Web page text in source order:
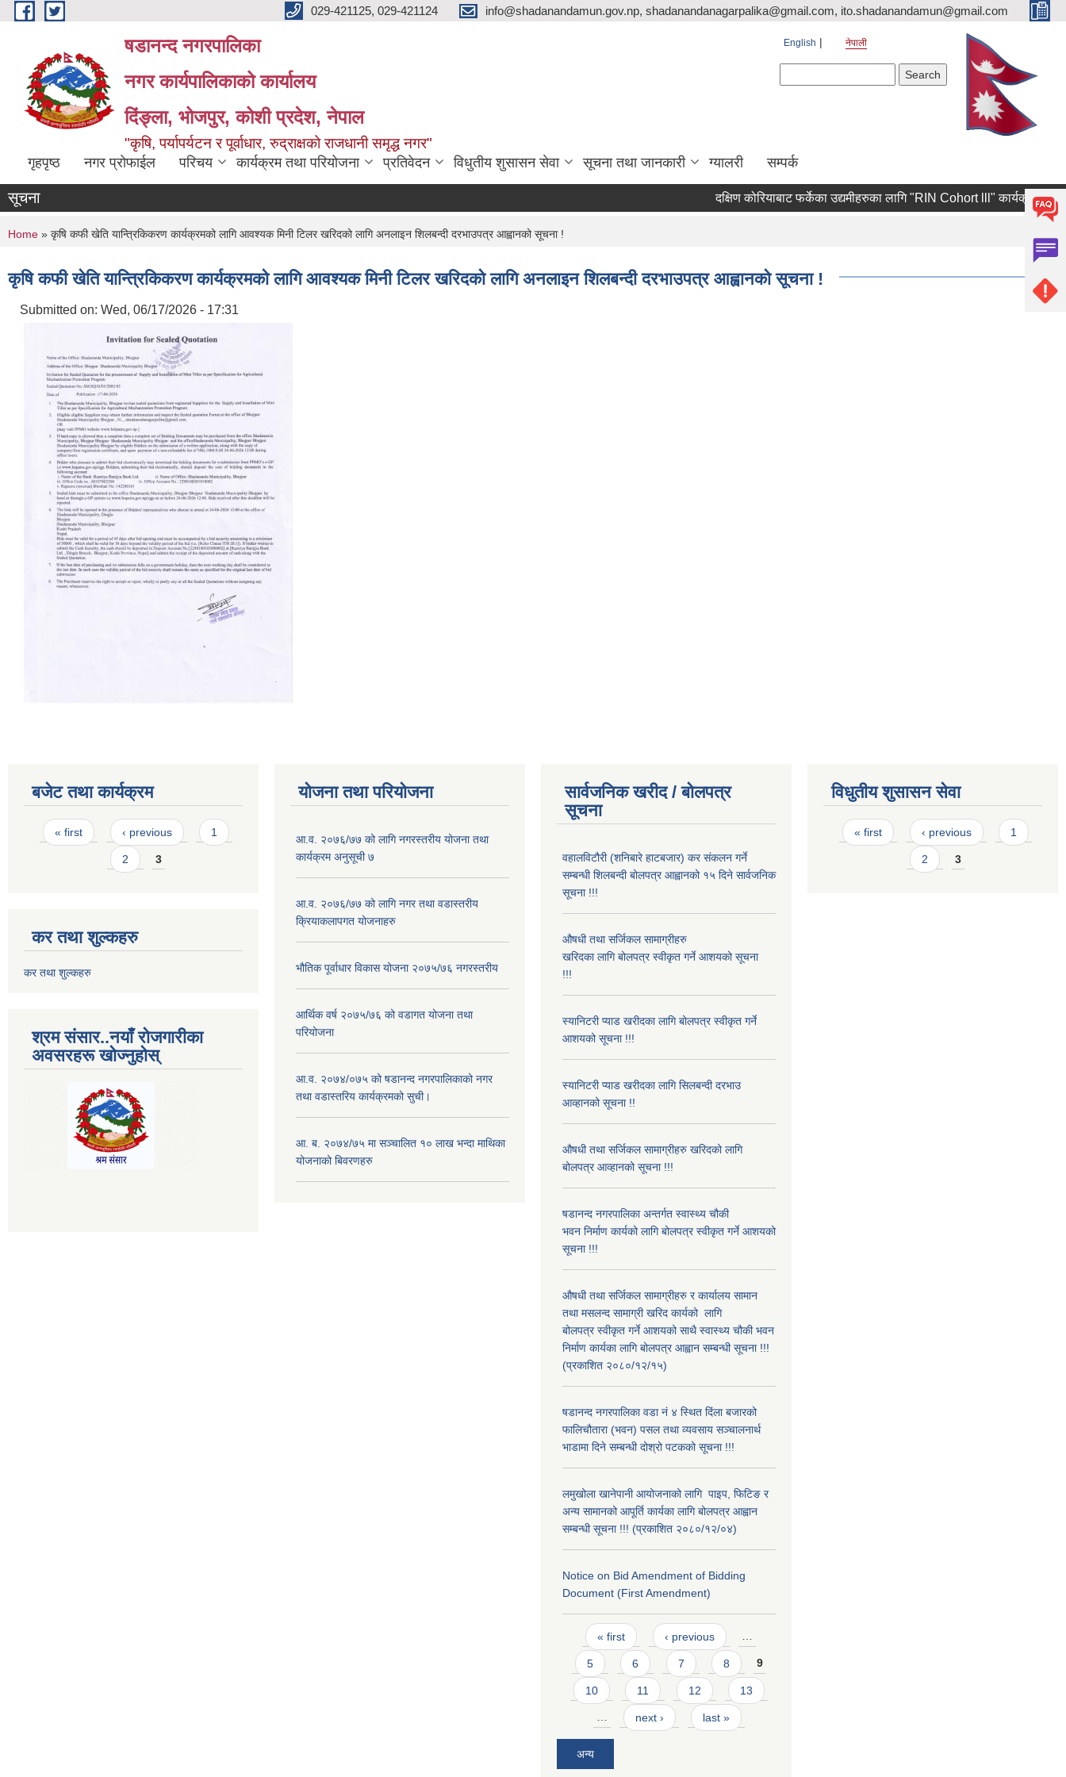
Skip to main content 029-421125, 029-421124 info@shadanandamun.gov.np, shadanandanagarpalika@gmail.com, ito.shadanandamun@gmail.com
षडानन्द नगरपालिका
नगर कार्यपालिकाको कार्यालय
दिंङ्ला, भोजपुर, कोशी प्रदेश, नेपाल
"कृषि, पर्यापर्यटन र पूर्वाधार, रुद्राक्षको राजधानी समृद्ध नगर"
English नेपाली
गृहपृष्ठ नगर प्रोफाईल परिचय कार्यक्रम तथा परियोजना प्रतिवेदन विधुतीय शुसासन सेवा सूचना तथा जानकारी ग्यालरी सम्पर्क
सूचना दक्षिण कोरियाबाट फर्केका उद्यमीहरुका लागि "RIN Cohort lll" कार्यक्रममा आवेदन
You are here
Home » कृषि कफी खेति यान्त्रिकिकरण कार्यक्रमको लागि आवश्यक मिनी टिलर खरिदको लागि अनलाइन शिलबन्दी दरभाउपत्र आह्वानको सूचना !
कृषि कफी खेति यान्त्रिकिकरण कार्यक्रमको लागि आवश्यक मिनी टिलर खरिदको लागि अनलाइन शिलबन्दी दरभाउपत्र आह्वानको सूचना !
Submitted on: Wed, 06/17/2026 - 17:31
बजेट तथा कार्यक्रम
Pages
« first ‹ previous 1
2 3
कर तथा शुल्कहरु
कर तथा शुल्कहरु
श्रम संसार..नयाँ रोजगारीका
अवसरहरू खोज्नुहोस्
योजना तथा परियोजना
आ.व. २०७६/७७ को लागि नगरस्तरीय योजना तथा
कार्यक्रम अनुसूची ७
आ.व. २०७६/७७ को लागि नगर तथा वडास्तरीय
क्रियाकलापगत योजनाहरु
भौतिक पूर्वाधार विकास योजना २०७५/७६ नगरस्तरीय
आर्थिक वर्ष २०७५/७६ को वडागत योजना तथा
परियोजना
आ.व. २०७४/०७५ को षडानन्द नगरपालिकाको नगर
तथा वडास्तरिय कार्यक्रमको सुची।
आ. ब. २०७४/७५ मा सञ्चालित १० लाख भन्दा माथिका
योजनाको बिवरणहरु
सार्वजनिक खरीद / बोलपत्र
सूचना
वहालविटौरी (शनिबारे हाटबजार) कर संकलन गर्ने
सम्बन्धी शिलबन्दी बोलपत्र आह्वानको १५ दिने सार्वजनिक
सूचना !!!
औषधी तथा सर्जिकल सामाग्रीहरु
खरिदका लागि बोलपत्र स्वीकृत गर्ने आशयको सूचना
!!!
स्यानिटरी प्याड खरीदका लागि बोलपत्र स्वीकृत गर्ने
आशयको सूचना !!!
स्यानिटरी प्याड खरीदका लागि सिलबन्दी दरभाउ
आव्हानको सूचना !!
औषधी तथा सर्जिकल सामाग्रीहरु खरिदको लागि
बोलपत्र आव्हानको सूचना !!!
षडानन्द नगरपालिका अन्तर्गत स्वास्थ्य चौकी
भवन निर्माण कार्यको लागि बोलपत्र स्वीकृत गर्ने आशयको
सूचना !!!
औषधी तथा सर्जिकल सामाग्रीहरु र कार्यालय सामान
तथा मसलन्द सामाग्री खरिद कार्यको लागि
बोलपत्र स्वीकृत गर्ने आशयको साथै स्वास्थ्य चौकी भवन
निर्माण कार्यका लागि बोलपत्र आह्वान सम्बन्धी सूचना !!!
(प्रकाशित २०८०/१२/१५)
षडानन्द नगरपालिका वडा नं ४ स्थित दिंला बजारको
फालिचौतारा (भवन) पसल तथा व्यवसाय सञ्चालनार्थ
भाडामा दिने सम्बन्धी दोश्रो पटकको सूचना !!!
लमुखोला खानेपानी आयोजनाको लागि पाइप, फिटिङ र
अन्य सामानको आपूर्ति कार्यका लागि बोलपत्र आह्वान
सम्बन्धी सूचना !!! (प्रकाशित २०८०/१२/०४)
Notice on Bid Amendment of Bidding
Document (First Amendment)
Pages
« first ‹ previous …
5 6 7 8 9
10 11 12 13
… next › last »
अन्य
विधुतीय शुसासन सेवा
Pages
« first ‹ previous 1
2 3